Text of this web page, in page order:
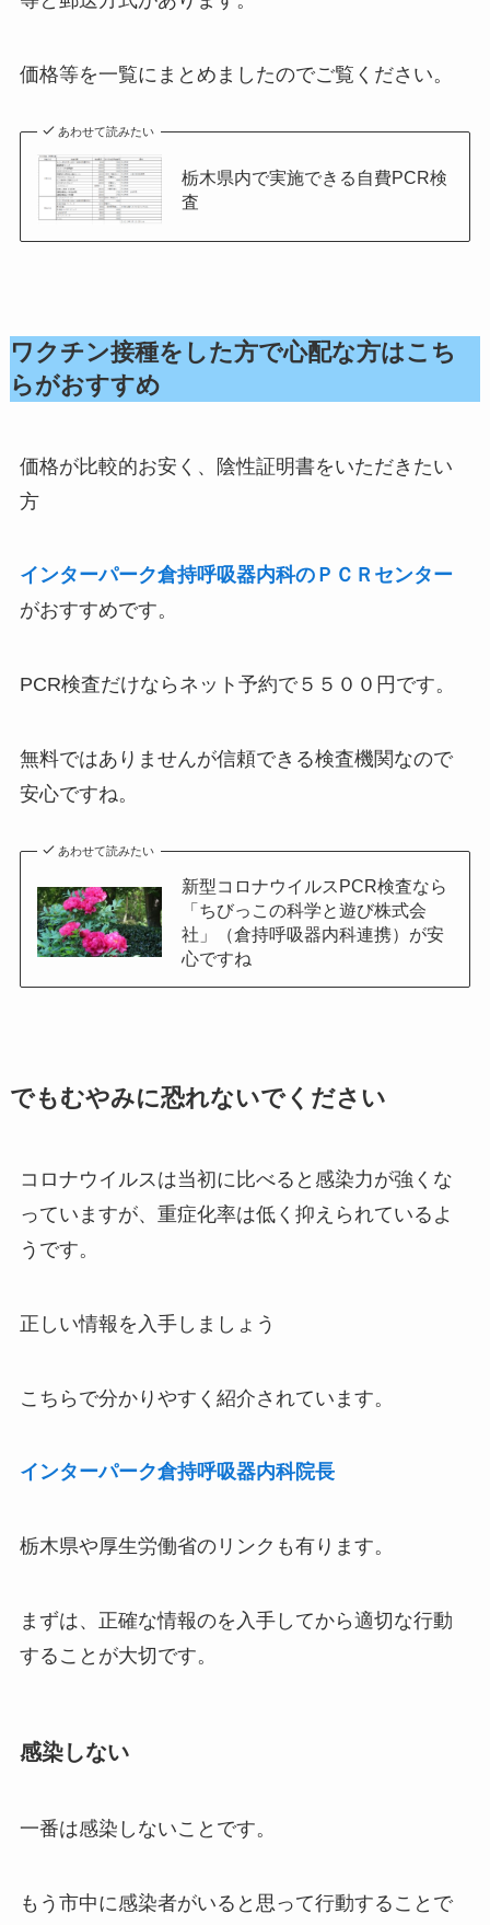
価格等を一覧にまとめましたのでご覧ください。
あわせて読みたい
栃木県内で実施できる自費PCR検
査
ワクチン接種をした方で心配な方はこち
らがおすすめ
価格が比較的お安く、陰性証明書をいただきたい
方
インターパーク倉持呼吸器内科のＰＣＲセンター
がおすすめです。
PCR検査だけならネット予約で５５００円です。
無料ではありませんが信頼できる検査機関なので
安心ですね。
あわせて読みたい
新型コロナウイルスPCR検査なら
「ちびっこの科学と遊び株式会
社」（倉持呼吸器内科連携）が安
心ですね
でもむやみに恐れないでください
コロナウイルスは当初に比べると感染力が強くな
っていますが、重症化率は低く抑えられているよ
うです。
正しい情報を入手しましょう
こちらで分かりやすく紹介されています。
インターパーク倉持呼吸器内科院長
栃木県や厚生労働省のリンクも有ります。
まずは、正確な情報のを入手してから適切な行動
することが大切です。
感染しない
一番は感染しないことです。
もう市中に感染者がいると思って行動することで